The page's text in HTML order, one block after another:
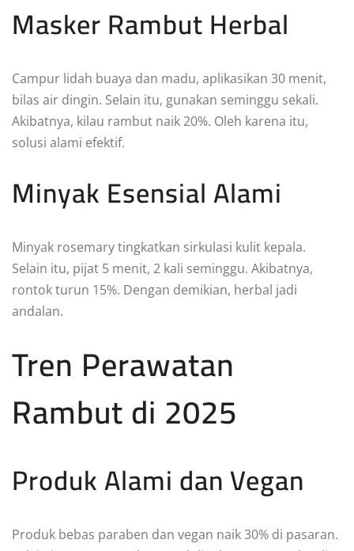
Masker Rambut Herbal
Campur lidah buaya dan madu, aplikasikan 30 menit,
bilas air dingin. Selain itu, gunakan seminggu sekali.
Akibatnya, kilau rambut naik 20%. Oleh karena itu,
solusi alami efektif.
Minyak Esensial Alami
Minyak rosemary tingkatkan sirkulasi kulit kepala.
Selain itu, pijat 5 menit, 2 kali seminggu. Akibatnya,
rontok turun 15%. Dengan demikian, herbal jadi
andalan.
Tren Perawatan
Rambut di 2025
Produk Alami dan Vegan
Produk bebas paraben dan vegan naik 30% di pasaran.